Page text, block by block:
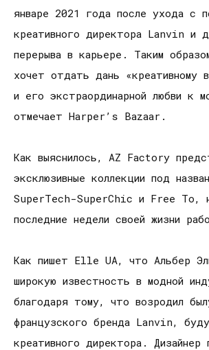
январе 2021 года после ухода с
креативного директора Lanvin и
перерыва в карьере. Таким
хочет отдать дань «креативному
и его экстраординарной любви к
отмечает Harper’s Bazaar.
Как выяснилось, AZ Factory
эксклюзивные коллекции под
SuperTech-SuperChic и Free To,
последние недели своей жизни
Как пишет Elle UA, что Альбер
широкую известность в модной
благодаря тому, что возродил
французского бренда Lanvin,
креативного директора. Дизайнер